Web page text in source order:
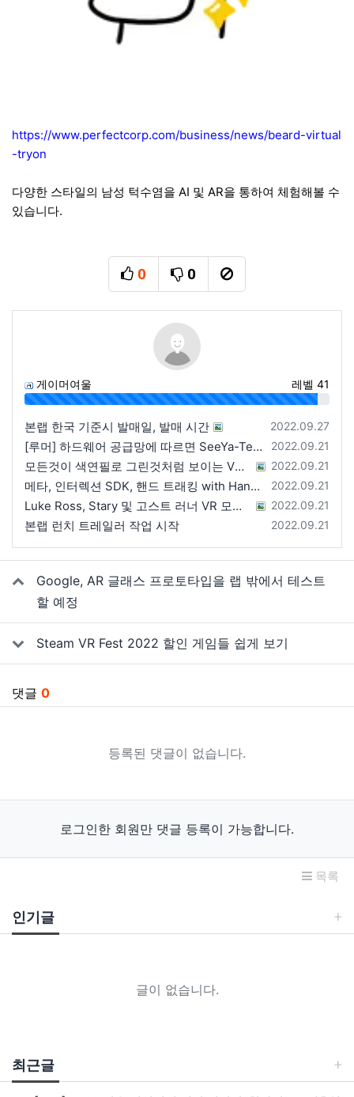
https://www.perfectcorp.com/business/news/beard-virtual
-tryon
다양한 스타일의 남성 턱수염을 AI 및 AR을 통하여 체험해볼 수
있습니다.
0
추천
0
비추천신고
게이머여울 레벨 41
96%
등록일
2022.09.27
본랩 한국 기준시 발매일, 발매 시간
등록일
2022.09.21
[루머] 하드웨어 공급망에 따르면 SeeYa-Tech가 Apple에 여러 번 uOLED 샘플을 보냄
등록일
2022.09.21
모든것이 색연필로 그린것처럼 보이는 VRChat 월드
등록일
2022.09.21
메타, 인터렉션 SDK, 핸드 트래킹 with Hands 2.1에 대한 강연 예정
등록일
2022.09.21
Luke Ross, Stary 및 고스트 러너 VR 모드 공개
등록일
2022.09.21
본랩 런치 트레일러 작업 시작
관련자료Google, AR 글래스 프로토타입을 랩 밖에서 테스트
할 예정
Steam VR Fest 2022 할인 게임들 쉽게 보기
댓글 0
등록된 댓글이 없습니다.
로그인한 회원만 댓글 등록이 가능합니다.
목록
인기글
글이 없습니다.
최근글